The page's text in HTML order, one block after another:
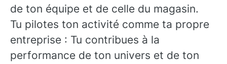
de ton équipe et de celle du magasin.
Tu pilotes ton activité comme ta propre
entreprise : Tu contribues à la
performance de ton univers et de ton